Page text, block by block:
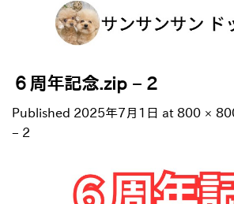
６周年記念.zip – 2
Published 2025年7月1日 at 800 ×
– 2